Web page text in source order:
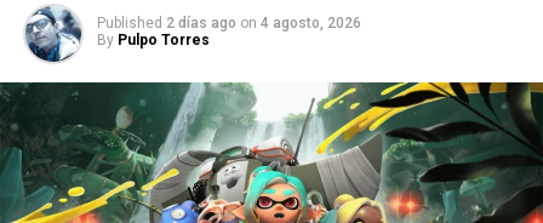
Published 2 días ago on 4 agosto, 2026
By Pulpo Torres